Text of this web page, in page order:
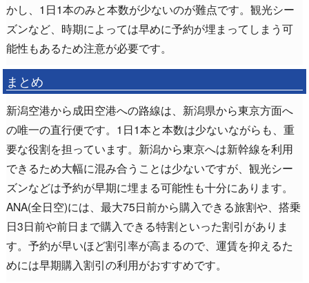
かし、1日1本のみと本数が少ないのが難点です。観光シー
ズンなど、時期によっては早めに予約が埋まってしまう可
能性もあるため注意が必要です。
まとめ
新潟空港から成田空港への路線は、新潟県から東京方面へ
の唯一の直行便です。1日1本と本数は少ないながらも、重
要な役割を担っています。新潟から東京へは新幹線を利用
できるため大幅に混み合うことは少ないですが、観光シー
ズンなどは予約が早期に埋まる可能性も十分にあります。
ANA(全日空)には、最大75日前から購入できる旅割や、搭乗
日3日前や前日まで購入できる特割といった割引がありま
す。予約が早いほど割引率が高まるので、運賃を抑えるた
めには早期購入割引の利用がおすすめです。